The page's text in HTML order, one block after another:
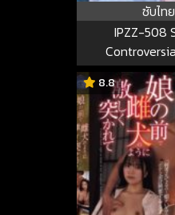
ซับไทย
IPZZ-508
Released!!
Clean-freakish
Female
And Made To
Trashy Old Man
Home
8.8